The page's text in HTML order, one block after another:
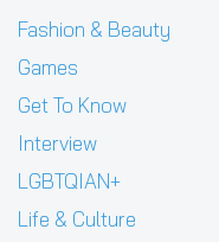
Fashion & Beauty
Games
Get To Know
Interview
LGBTQIAN+
Life & Culture